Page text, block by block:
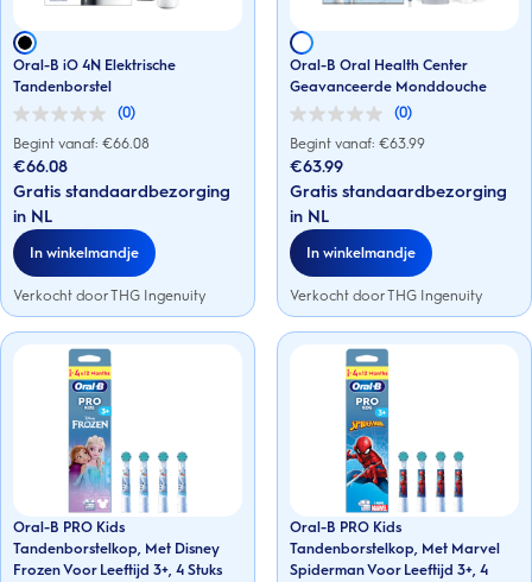
Oral-B iO 4N Elektrische
Tandenborstel
(0)
0.0
van
de
5
sterren.
Begint vanaf: €66.08
€66.08
Gratis standaardbezorging
in NL
In winkelmandje
Verkocht door THG Ingenuity
Oral-B Oral Health Center
Geavanceerde Monddouche
(0)
0.0
van
de
5
sterren.
Begint vanaf: €63.99
€63.99
Gratis standaardbezorging
in NL
In winkelmandje
Verkocht door THG Ingenuity
Oral-B PRO Kids
Tandenborstelkop, Met Disney
Frozen Voor Leeftijd 3+, 4 Stuks
Oral-B PRO Kids
Tandenborstelkop, Met Marvel
Spiderman Voor Leeftijd 3+, 4